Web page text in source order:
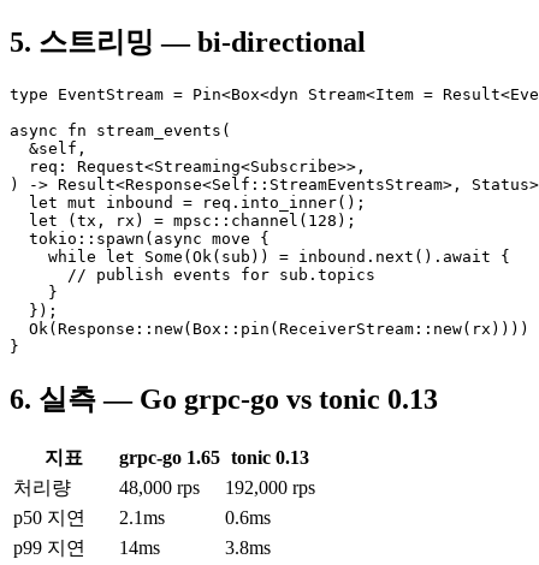
5. 스트리밍 — bi-directional
type EventStream = Pin<Box<dyn Stream<Item =
async fn stream_events(
  &self,
  req: Request<Streaming<Subscribe>>,
) -> Result<Response<Self::StreamEventsStream>,
  let mut inbound = req.into_inner();
  let (tx, rx) = mpsc::channel(128);
  tokio::spawn(async move {
    while let Some(Ok(sub)) = inbound.next().await {
      // publish events for sub.topics
    }
  });
  Ok(Response::new(Box::pin(ReceiverStream::new(rx))))
}
6. 실측 — Go grpc-go vs tonic 0.13
지표 grpc-go 1.65 tonic 0.13
처리량
48,000 rps
192,000 rps
p50 지연
2.1ms
0.6ms
p99 지연
14ms
3.8ms